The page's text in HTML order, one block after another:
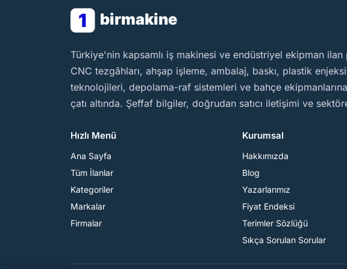
1 birmakine
BirMakine
Türkiye'nin kapsamlı iş makinesi ve endüstriyel ekipman
CNC tezgâhları, ahşap işleme, ambalaj, baskı, plastik
teknolojileri, depolama-raf sistemleri ve bahçe
çatı altında. Şeffaf bilgiler, doğrudan satıcı iletişimi ve
Hızlı Menü
Ana Sayfa
Tüm İlanlar
Kategoriler
Markalar
Firmalar
Kurumsal
Hakkımızda
Blog
Yazarlarımız
Fiyat Endeksi
Terimler Sözlüğü
Sıkça Sorulan Sorular